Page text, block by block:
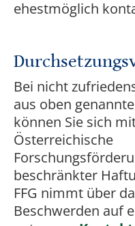
ehestmöglich
Bei nicht
aus oben
können Sie sich
Österreichische
beschränkter
FFG nimmt über
Beschwerden auf